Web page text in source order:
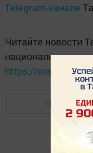
Telegram-канале
Читайте новости
национальном
https://max.ru/
Перейти на